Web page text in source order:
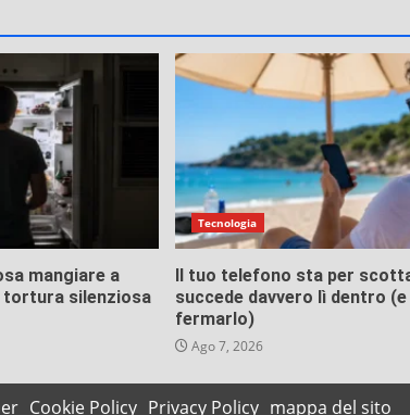
mangiare a
tortura silenziosa
Tecnologia
Il tuo telefono sta per
succede davvero lì dentro
fermarlo)
Ago 7, 2026
Cookie Policy Privacy Policy mappa del sito